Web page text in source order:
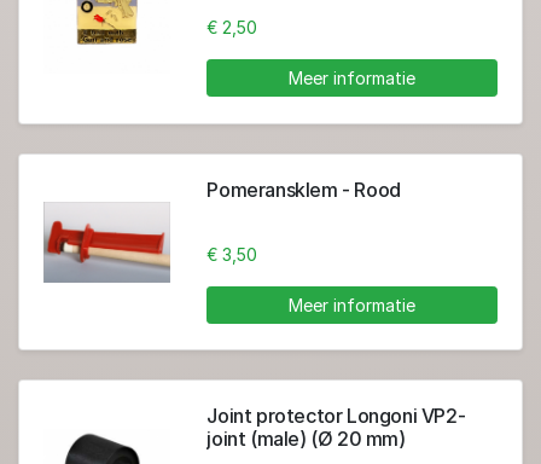
€ 2,50
Meer informatie
Pomeransklem - Rood
€ 3,50
Meer informatie
Joint protector Longoni VP2-
joint (male) (Ø 20 mm)